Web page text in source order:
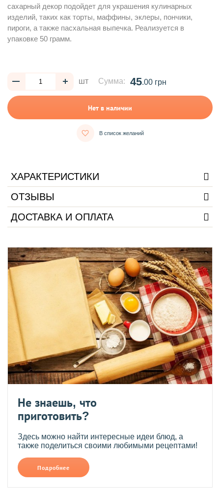
сахарный декор подойдет для украшения кулинарных
изделий, таких как торты, маффины, эклеры, пончики,
пироги, а также пасхальная выпечка. Реализуется в
упаковке 50 грамм.
шт Сумма: 45.00 грн
Нет в наличии
В список желаний
ХАРАКТЕРИСТИКИ
ОТЗЫВЫ
ДОСТАВКА И ОПЛАТА
Не знаешь, что
приготовить?
Здесь можно найти интересные идеи блюд, а
также поделиться своими любимыми рецептами!
Подробнее